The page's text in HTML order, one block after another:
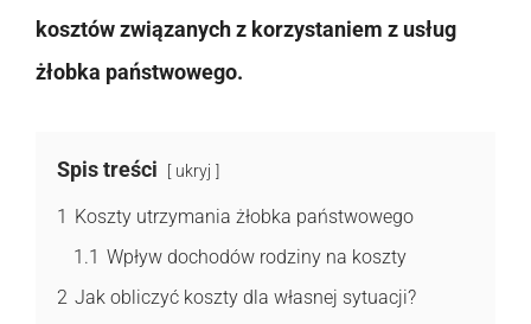
kosztów związanych z korzystaniem z usług
żłobka państwowego.
Spis treści ukryj
1 Koszty utrzymania żłobka państwowego
1.1 Wpływ dochodów rodziny na koszty
2 Jak obliczyć koszty dla własnej sytuacji?